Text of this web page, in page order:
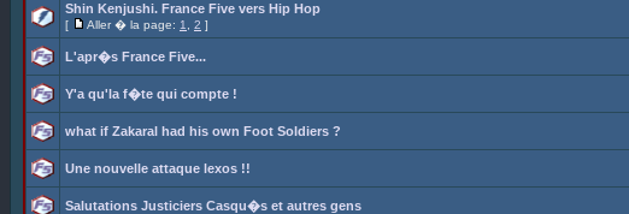
Shin Kenjushi. France Five vers Hip Hop
[ Aller � la page: 1 2 ]
L'apr�s France Five...
Y'a qu'la f�te qui compte !
what if Zakaral had his own Foot Soldiers ?
Une nouvelle attaque lexos !!
Salutations Justiciers Casqu�s et autres gens